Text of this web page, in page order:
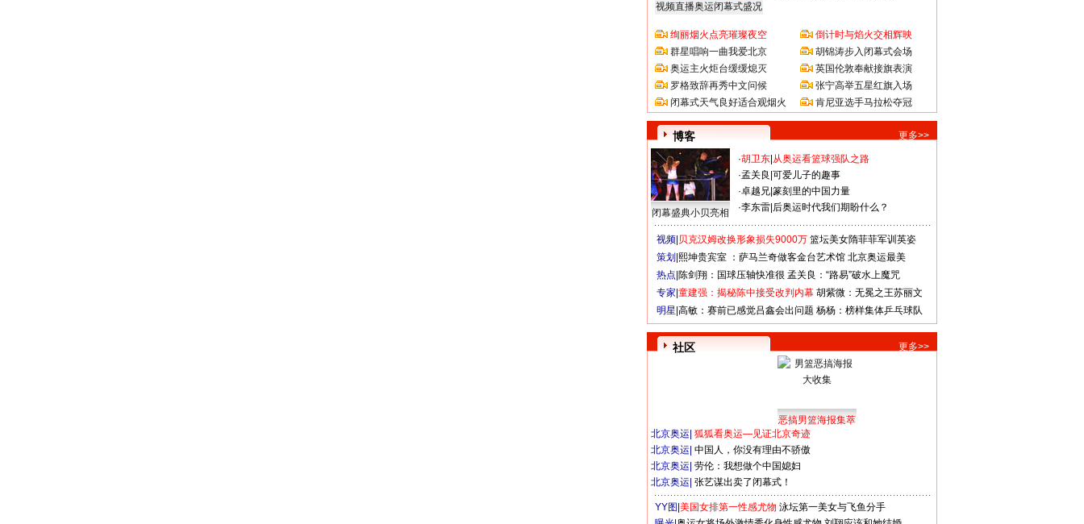
视频直播奥运闭幕式盛况
绚丽烟火点亮璀璨夜空
群星唱响一曲我爱北京
奥运主火炬台缓缓熄灭
罗格致辞再秀中文问候
闭幕式天气良好适合观烟火
倒计时与焰火交相辉映
胡锦涛步入闭幕式会场
英国伦敦奉献接旗表演
张宁高举五星红旗入场
肯尼亚选手马拉松夺冠
博客 更多>>
闭幕盛典小贝亮相
·胡卫东 从奥运看篮球强队之路
·孟关良 可爱儿子的趣事
·卓越兄 篆刻里的中国力量
·李东雷 后奥运时代我们期盼什么？
视频| 贝克汉姆改换形象损失9000万 篮坛美女隋菲菲军训英姿
策划| 熙坤贵宾室 ：萨马兰奇做客金台艺术馆 北京奥运最美
热点| 陈剑翔：国球压轴快准很 孟关良：“路易”破水上魔咒
专家| 童建强：揭秘陈中接受改判内幕 胡紫微：无冕之王苏丽文
明星| 高敏：赛前已感觉吕鑫会出问题 杨杨：榜样集体乒乓球队
社区 更多>>
恶搞男篮海报集萃
北京奥运 狐狐看奥运—见证北京奇迹
北京奥运 中国人，你没有理由不骄傲
北京奥运 劳伦：我想做个中国媳妇
北京奥运 张艺谋出卖了闭幕式！
YY图| 美国女排第一性感尤物 泳坛第一美女与飞鱼分手